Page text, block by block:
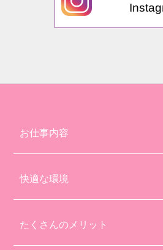
お仕事内容
快適な環境
たくさんのメリット